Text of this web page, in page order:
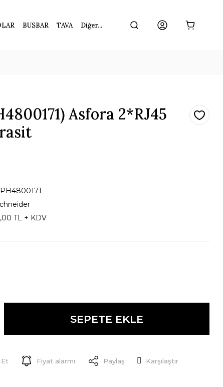
BUSBAR TAVA Diğer...
Asfora 2*RJ45
TL + KDV
SEPETE EKLE
Fiyat alarmı Paylaş Karşılaştır